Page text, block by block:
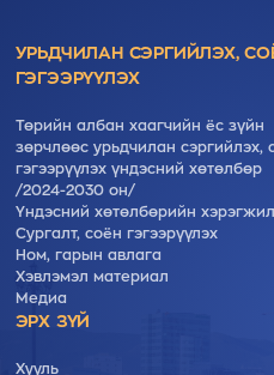
УРЬДЧИЛАН СЭРГИЙЛЭХ,
ГЭГЭЭРҮҮЛЭХ
Төрийн албан хаагчийн ёс зүйн
зөрчлөөс урьдчилан сэргийлэх,
гэгээрүүлэх үндэсний хөтөлбөр
/2024-2030 он/
Үндэсний хөтөлбөрийн
Cургалт, cоён гэгээрүүлэх
Ном, гарын авлага
Хэвлэмэл материал
Медиа
ЭРХ ЗҮЙ
Хууль